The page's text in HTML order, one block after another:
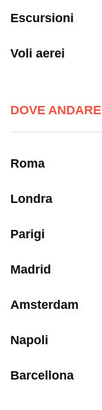
Escursioni
Voli aerei
DOVE ANDARE
Roma
Londra
Parigi
Madrid
Amsterdam
Napoli
Barcellona